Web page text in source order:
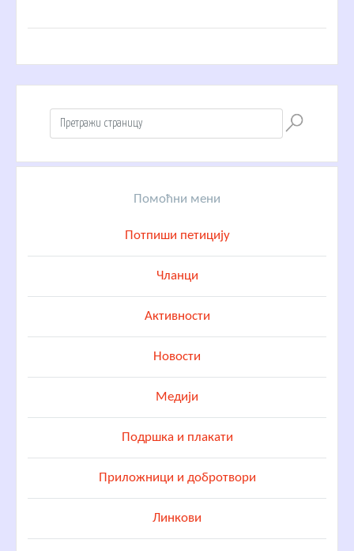
Помоћни мени
Потпиши петицију
Чланци
Активности
Новости
Медији
Подршка и плакати
Приложници и добротвори
Линкови